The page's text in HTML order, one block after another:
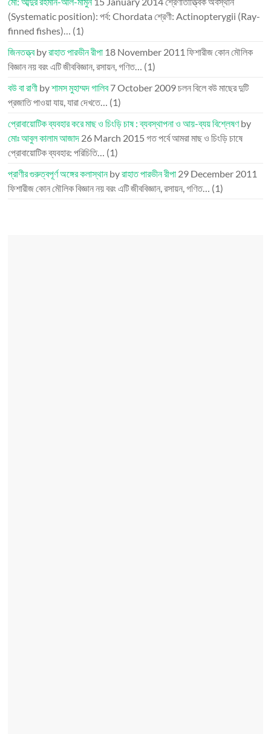
(Systematic position): পর্ব: Chordata শ্রেণী: Actinopterygii (Ray-
finned fishes)… (1)
জিনতত্ত্বbyরাহাত পারভীন রীপা 18 November 2011 ফিশারীজ কোন মৌলিক
বিজ্ঞান নয় বরং এটি জীববিজ্ঞান, রসায়ন, গণিত… (1)
বউ বা রাণী byশামস মুহাম্মদ গালিব7 October 2009চলন বিলে বউ মাছের দুটি
প্রজাতি পাওয়া যায়, যারা দেখতে… (1)
প্রোবায়োটিক ব্যবহার করে মাছ ও চিংড়ি চাষ : ব্যবস্থাপনা ও আয়-ব্যয় বিশ্লেষণby
মোঃ আবুল কালাম আজাদ 26 March 2015 গত পর্বে আমরা মাছ ও চিংড়ি চাষে
প্রোবায়োটিক ব্যবহার: পরিচিতি… (1)
প্রাণীর গুরুত্বপূর্ণ অঙ্গের কলাস্থানbyরাহাত পারভীন রীপা 29 December 2011
ফিশারীজ কোন মৌলিক বিজ্ঞান নয় বরং এটি জীববিজ্ঞান, রসায়ন, গণিত… (1)